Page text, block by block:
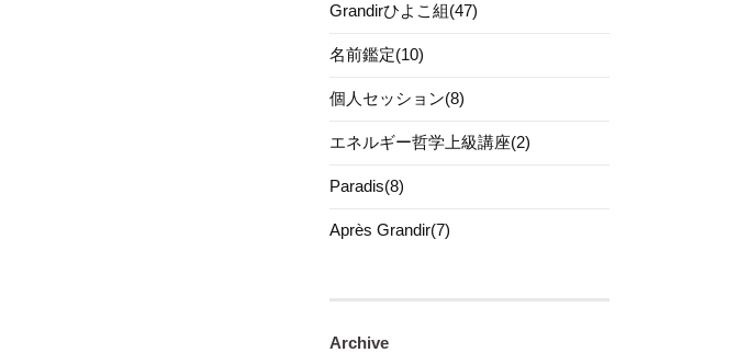
Grandirひよこ組(47)
名前鑑定(10)
個人セッション(8)
エネルギー哲学上級講座(2)
Paradis(8)
Après Grandir(7)
Archive